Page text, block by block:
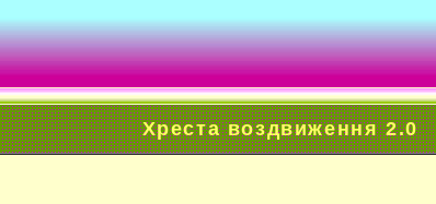
Хреста воздвиження 2.0